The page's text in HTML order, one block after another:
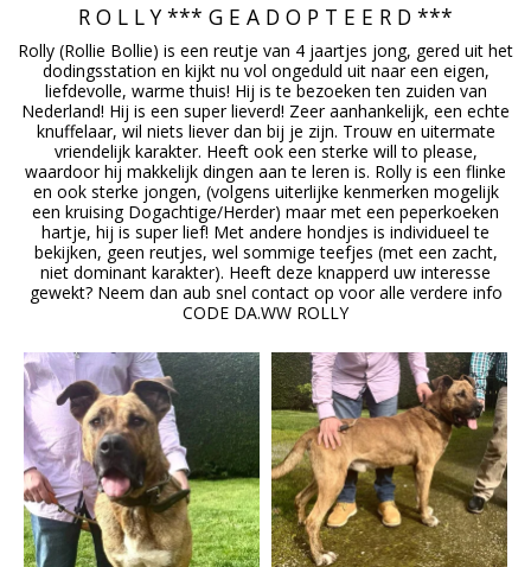
R O L L Y *** G E A D O P T E E R D ***
Rolly (Rollie Bollie) is een reutje van 4 jaartjes jong, gered uit het
dodingsstation en kijkt nu vol ongeduld uit naar een eigen,
liefdevolle, warme thuis! Hij is te bezoeken ten zuiden van
Nederland! Hij is een super lieverd! Zeer aanhankelijk, een echte
knuffelaar, wil niets liever dan bij je zijn. Trouw en uitermate
vriendelijk karakter. Heeft ook een sterke will to please,
waardoor hij makkelijk dingen aan te leren is. Rolly is een flinke
en ook sterke jongen, (volgens uiterlijke kenmerken mogelijk
een kruising Dogachtige/Herder) maar met een peperkoeken
hartje, hij is super lief! Met andere hondjes is individueel te
bekijken, geen reutjes, wel sommige teefjes (met een zacht,
niet dominant karakter). Heeft deze knapperd uw interesse
gewekt? Neem dan aub snel contact op voor alle verdere info
CODE DA.WW ROLLY